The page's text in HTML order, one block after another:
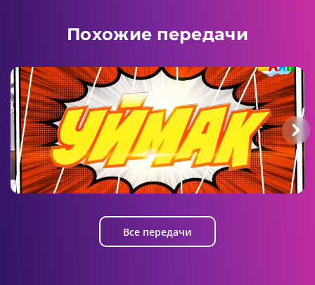
Домисолька
01:12 AM
Домисолька
5 серия
Похожие передачи
Все передачи